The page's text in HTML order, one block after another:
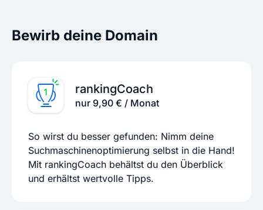
Bewirb deine Domain
rankingCoach
nur 9,90 € / Monat
So wirst du besser gefunden: Nimm deine
Suchmaschinenoptimierung selbst in die Hand!
Mit rankingCoach behältst du den Überblick
und erhältst wertvolle Tipps.